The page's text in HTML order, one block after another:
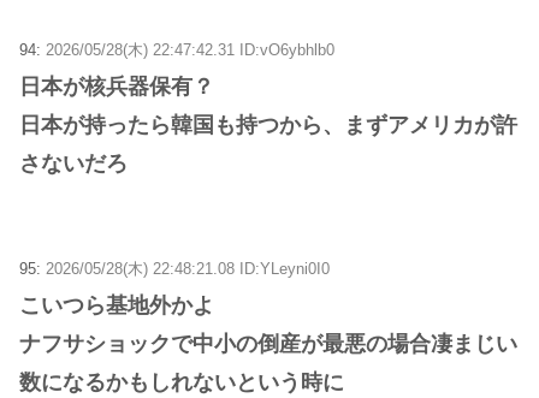
94: 2026/05/28(木) 22:47:42.31 ID:vO6ybhlb0
日本が核兵器保有？
日本が持ったら韓国も持つから、まずアメリカが許
さないだろ
95: 2026/05/28(木) 22:48:21.08 ID:YLeyni0I0
こいつら基地外かよ
ナフサショックで中小の倒産が最悪の場合凄まじい
数になるかもしれないという時に